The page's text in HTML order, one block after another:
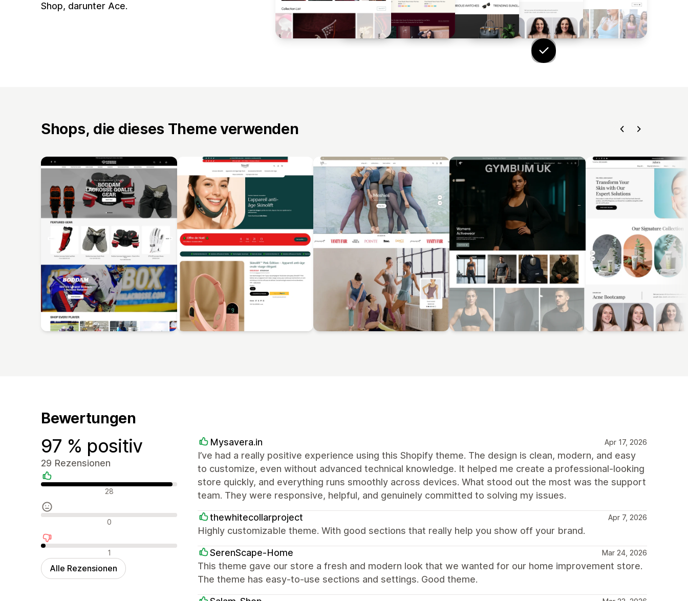
Shop, darunter Ace.
Shops, die dieses Theme verwenden
Bewertungen
97 % positiv
29 Rezensionen
Positive Bewertungen
28
Neutrale Bewertungen
0
Negative Bewertungen
1
Alle Rezensionen
Mysavera.in Apr 17, 2026
I’ve had a really positive experience using this Shopify theme. The design is clean, modern, and easy
to customize, even without advanced technical knowledge. It helped me create a professional-looking
store quickly, and everything runs smoothly across devices. What stood out the most was the support
team. They were responsive, helpful, and genuinely committed to solving my issues.
thewhitecollarproject Apr 7, 2026
Highly customizable theme. With good sections that really help you show off your brand.
SerenScape-Home Mar 24, 2026
This theme gave our store a fresh and modern look that we wanted for our home improvement store.
The theme has easy-to-use sections and settings. Good theme.